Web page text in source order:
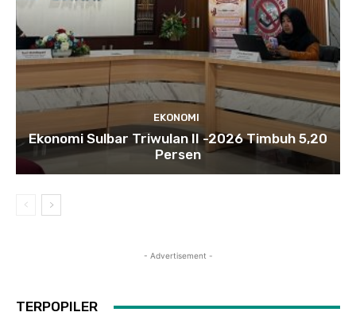
EKONOMI
Ekonomi Sulbar Triwulan II -2026 Timbuh 5,20
Persen
- Advertisement -
TERPOPILER